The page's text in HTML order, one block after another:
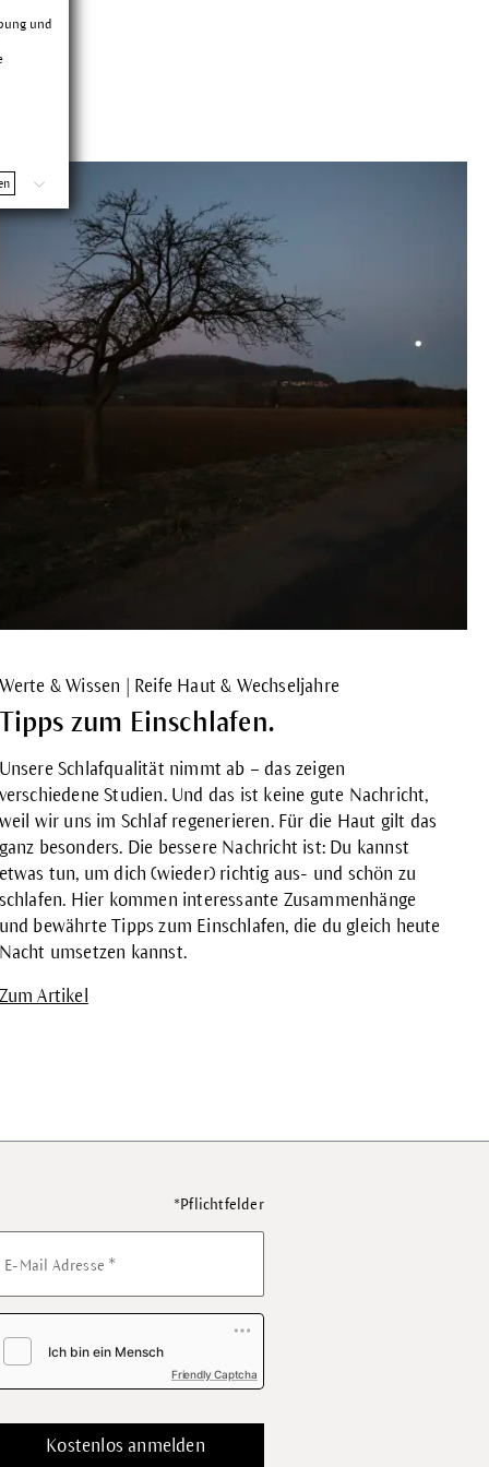
und
Werte & Wissen | Reife Haut & Wechseljahre
Tipps zum Einschlafen.
Unsere Schlafqualität nimmt ab – das zeigen
verschiedene Studien. Und das ist keine gute Nachricht,
weil wir uns im Schlaf regenerieren. Für die Haut gilt das
ganz besonders. Die bessere Nachricht ist: Du kannst
etwas tun, um dich (wieder) richtig aus- und schön zu
schlafen. Hier kommen interessante Zusammenhänge
und bewährte Tipps zum Einschlafen, die du gleich heute
Nacht umsetzen kannst.
Zum Artikel
*Pflichtfelder
E-Mail Adresse *
Friendly Captcha